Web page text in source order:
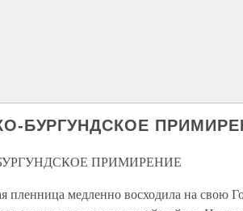
БУРГУНДСКОЕ
ПРИМИРЕНИЕ
пленница медленно восходила на свою